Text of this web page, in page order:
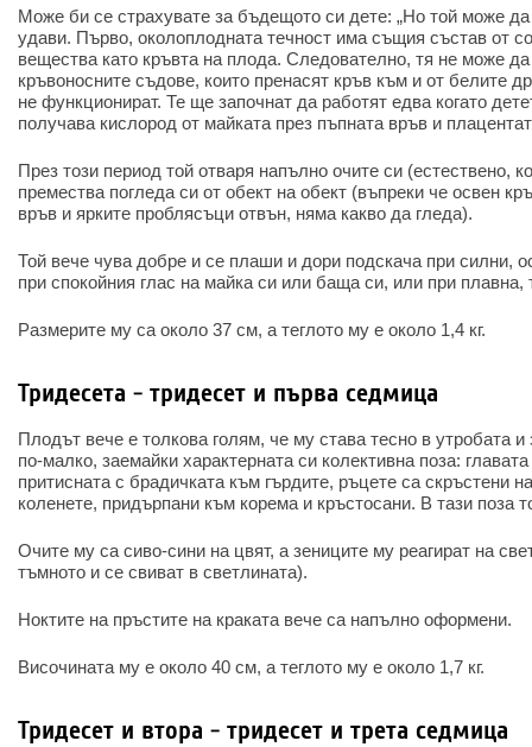
Може би се страхувате за бъдещото си дете: „Но той може
удави. Първо, околоплодната течност има същия състав от
вещества като кръвта на плода. Следователно, тя не може
кръвоносните съдове, които пренасят кръв към и от белите
не функционират. Те ще започнат да работят едва когато
получава кислород от майката през пъпната връв и
През този период той отваря напълно очите си (естествено,
премества погледа си от обект на обект (въпреки че освен
връв и ярките проблясъци отвън, няма какво да гледа).
Той вече чува добре и се плаши и дори подскача при силни,
при спокойния глас на майка си или баща си, или при плавна,
Размерите му са около 37 см, а теглото му е около 1,4 кг.
Тридесета - тридесет и първа седмица
Плодът вече е толкова голям, че му става тесно в утробата
по-малко, заемайки характерната си колективна поза:
притисната с брадичката към гърдите, ръцете са скръстени
коленете, придърпани към корема и кръстосани. В тази поза
Очите му са сиво-сини на цвят, а зениците му реагират на
тъмното и се свиват в светлината).
Ноктите на пръстите на краката вече са напълно оформени.
Височината му е около 40 см, а теглото му е около 1,7 кг.
Тридесет и втора - тридесет и трета седмица